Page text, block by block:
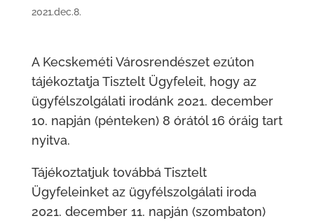
2021.dec.8.
A Kecskeméti Városrendészet ezúton
tájékoztatja Tisztelt Ügyfeleit, hogy az
ügyfélszolgálati irodánk 2021. december
10. napján (pénteken) 8 órától 16 óráig tart
nyitva.
Tájékoztatjuk továbbá Tisztelt
Ügyfeleinket az ügyfélszolgálati iroda
2021. december 11. napján (szombaton)